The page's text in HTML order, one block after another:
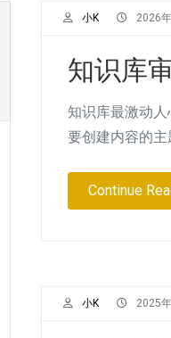
小K 2026
知识库
知识库最激动
要创建内容的
Continue
小K 2025